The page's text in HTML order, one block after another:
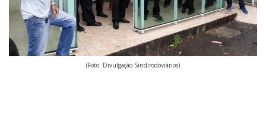
(Foto: Divulgação Sindirodoviários)